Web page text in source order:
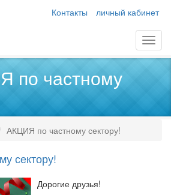
Контакты личный кабинет
по частному
АКЦИЯ по частному сектору!
сектору!
Дорогие друзья!